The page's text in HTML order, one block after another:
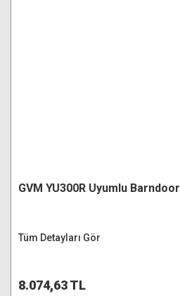
GVM YU300R Uyumlu Barndoor
Tüm Detayları Gör
8.074,63 TL